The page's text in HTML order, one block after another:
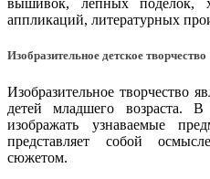
вышивок, лепных поделок,
аппликаций, литературных
Изобразительное детское творчество
Изобразительное творчество
детей младшего возраста.
изображать узнаваемые
представляет собой
сюжетом.